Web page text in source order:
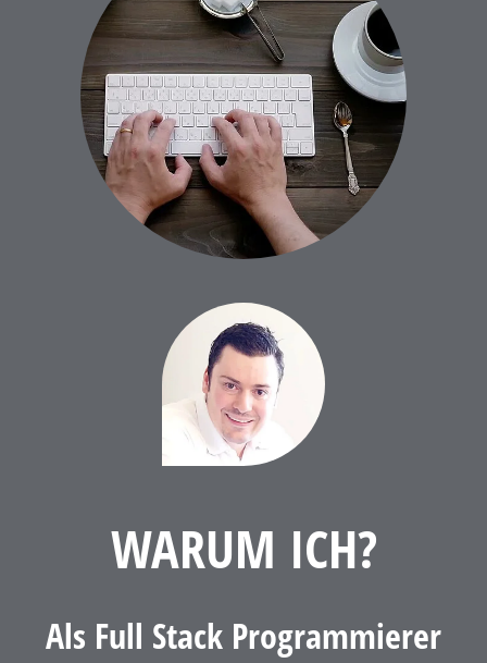
WARUM ICH?
Als Full Stack Programmierer